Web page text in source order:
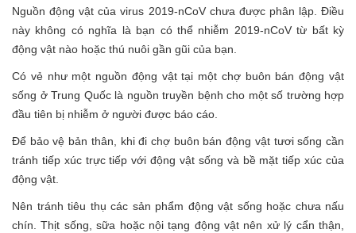
Nguồn động vật của virus 2019-nCoV chưa được phân lập. Điều
này không có nghĩa là bạn có thể nhiễm 2019-nCoV từ bất kỳ
động vật nào hoặc thú nuôi gần gũi của bạn.
Có vẻ như một nguồn động vật tại một chợ buôn bán động vật
sống ở Trung Quốc là nguồn truyền bệnh cho một số trường hợp
đầu tiên bị nhiễm ở người được báo cáo.
Để bảo vệ bản thân, khi đi chợ buôn bán động vật tươi sống cần
tránh tiếp xúc trực tiếp với động vật sống và bề mặt tiếp xúc của
động vật.
Nên tránh tiêu thụ các sản phẩm động vật sống hoặc chưa nấu
chín. Thịt sống, sữa hoặc nội tạng động vật nên xử lý cẩn thận,